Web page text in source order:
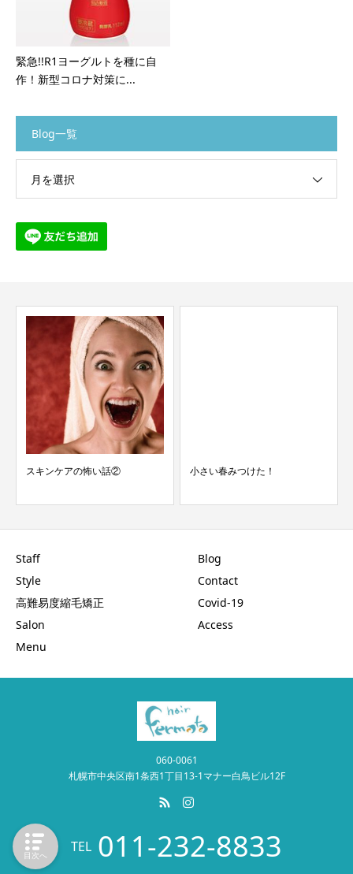
緊急!!R1ヨーグルトを種に自
作！新型コロナ対策に...
Blog一覧
月を選択
スキンケアの怖い話② 小さい春みつけた！
Staff
Style
高難易度縮毛矯正
Salon
Menu
Blog
Contact
Covid-19
Access
060-0061
札幌市中央区南1条西1丁目13-1マナー白鳥ビル12F
TEL 011-232-8833
目次へ